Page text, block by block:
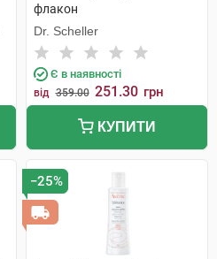
флакон
Dr. Scheller
Є в наявності
від 359.00 251.30 грн
КУПИТИ
−25%